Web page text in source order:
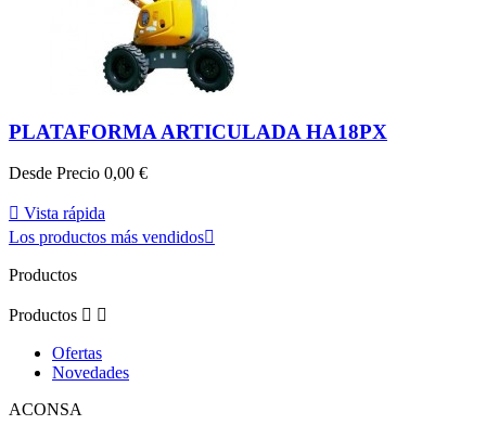
PLATAFORMA ARTICULADA HA18PX
Desde Precio 0,00 €
 Vista rápida
Los productos más vendidos
Productos
Productos  
Ofertas
Novedades
ACONSA